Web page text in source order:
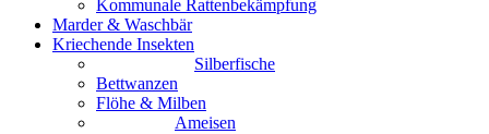
Kommunale Rattenbekämpfung
Marder & Waschbär
Kriechende Insekten
Silberfische
Bettwanzen
Flöhe & Milben
Ameisen